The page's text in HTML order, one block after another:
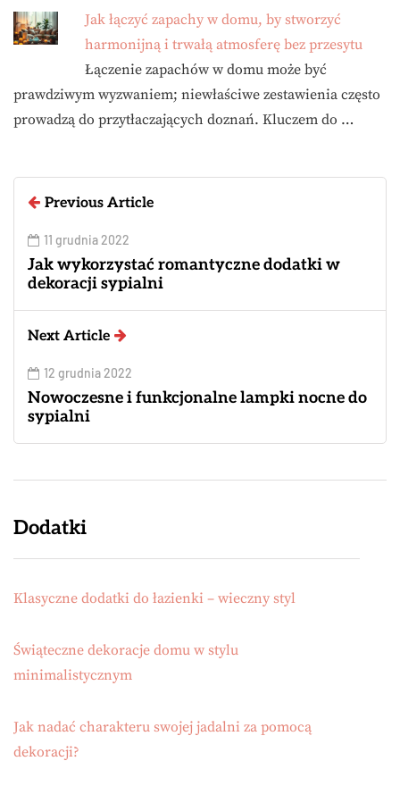
Jak łączyć zapachy w domu, by stworzyć
harmonijną i trwałą atmosferę bez przesytu
Łączenie zapachów w domu może być
prawdziwym wyzwaniem; niewłaściwe zestawienia często
prowadzą do przytłaczających doznań. Kluczem do …
Previous Article
11 grudnia 2022
Jak wykorzystać romantyczne dodatki w
dekoracji sypialni
Next Article
12 grudnia 2022
Nowoczesne i funkcjonalne lampki nocne do
sypialni
Dodatki
Klasyczne dodatki do łazienki – wieczny styl
Świąteczne dekoracje domu w stylu
minimalistycznym
Jak nadać charakteru swojej jadalni za pomocą
dekoracji?